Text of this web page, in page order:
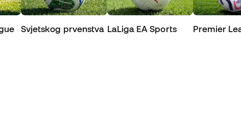
Svjetskog prvenstva LaLiga EA Sports Premier